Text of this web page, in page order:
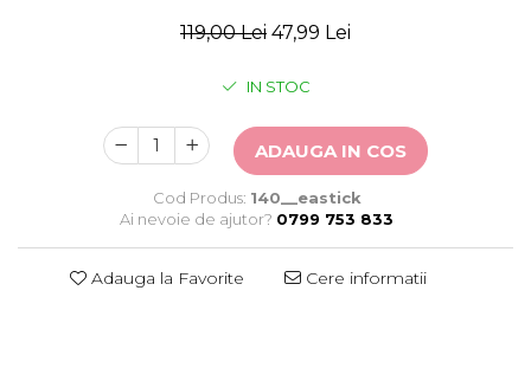
Baby on board
Pentru femei
Stickere pereche
119,00 Lei 47,99 Lei
IN STOC
ADAUGA IN COS
Cod Produs: 140__eastick
Ai nevoie de ajutor? 0799 753 833
Adauga la Favorite Cere informatii